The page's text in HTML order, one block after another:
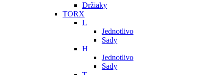
Držiaky
TORX
L
Jednotlivo
Sady
H
Jednotlivo
Sady